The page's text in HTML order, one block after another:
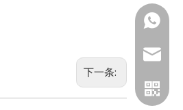
下一条: